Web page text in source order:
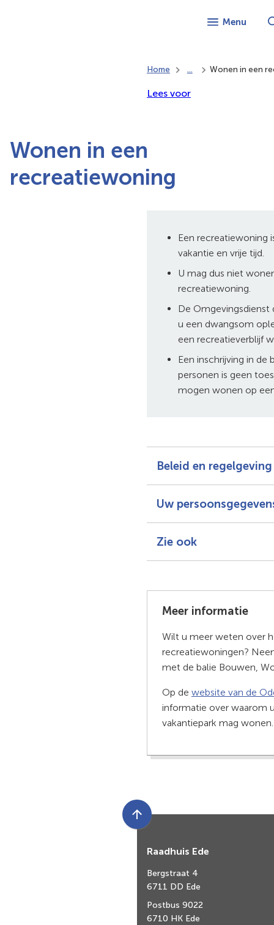
Menu
Home ... Wonen in een
Lees voor
Wonen in een
recreatiewoning
Een recreatiewoning
vakantie en vrije tijd.
U mag dus niet
recreatiewoning.
De Omgevingsdienst
u een dwangsom
een recreatieverblijf
Een inschrijving in de
personen is geen
mogen wonen op
Beleid en regelgeving
Uw
Zie ook
Meer informatie
Wilt u meer weten over
recreatiewoningen?
met de balie Bouwen,
Op de website van de
informatie over waarom
vakantiepark mag
Scroll
boven
het
van
Raadhuis Ede
Bergstraat 4
6711 DD Ede
Postbus 9022
6710 HK Ede